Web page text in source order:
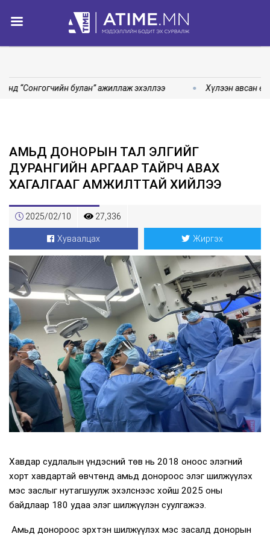
“Сонгогчийн булан” ажиллаж эхэллээ Хүлээн авсан
АМЬД ДОНОРЫН ТАЛ ЭЛГИЙГ
ДУРАНГИЙН АРГААР ТАЙРЧ АВАХ
ХАГАЛГААГ АМЖИЛТТАЙ ХИЙЛЭЭ
2025/02/10 27,336
Хуваалцах Жиргэх
Хавдар судлалын үндэсний төв нь 2018 оноос элэгний
хорт хавдартай өвчтөнд амьд донороос элэг шилжүүлэх
мэс заслыг нутагшуулж эхэлснээс хойш 2025 оны
байдлаар 180 удаа элэг шилжүүлэн суулгажээ.
Амьд донороос эрхтэн шилжүүлэх мэс засалд донорын